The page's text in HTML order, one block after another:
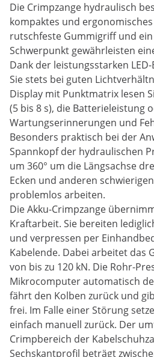
Die Crimpzange hydraulisch
kompaktes und
rutschfeste Gummigriff und
Schwerpunkt gewährleisten
Dank der leistungsstarken
Sie stets bei guten
Display mit Punktmatrix lesen
(5 bis 8 s), die Batterieleistung
Wartungserinnerungen und
Besonders praktisch bei der
Spannkopf der hydraulischen
um 360° um die Längsachse
Ecken und anderen
problemlos arbeiten.
Die Akku-Crimpzange
Kraftarbeit. Sie bereiten
und verpressen per
Kabelende. Dabei arbeitet das
von bis zu 120 kN. Die Rohr-
Mikrocomputer automatisch
fährt den Kolben zurück und
frei. Im Falle einer Störung
einfach manuell zurück. Der
Crimpbereich der
Sechskantprofil beträgt